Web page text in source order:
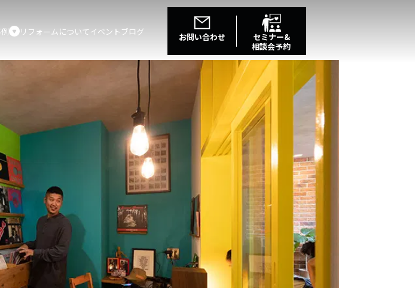
リフォームについてイベント ブログ お問い合わせ
セミナー&
相談会予約